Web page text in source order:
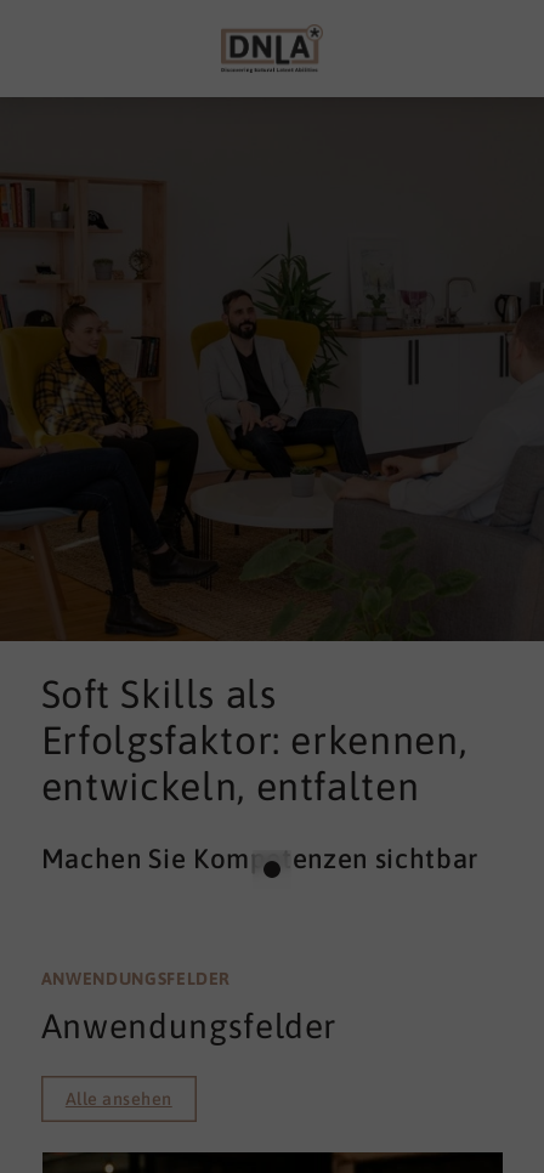
Soft Skills als
Erfolgsfaktor: erkennen,
entwickeln, entfalten
Machen Sie Kompetenzen sichtbar
ANWENDUNGSFELDER
Anwendungsfelder
Alle ansehen